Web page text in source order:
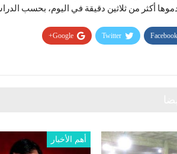
أكثر من ثلاثين دقيقة في اليوم، بحسب
Facebook
Twitter
Google+
أهم الأخبار